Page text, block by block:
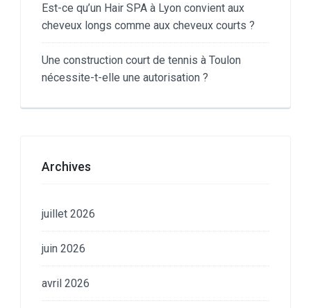
Est-ce qu’un Hair SPA à Lyon convient aux
cheveux longs comme aux cheveux courts ?
Une construction court de tennis à Toulon
nécessite-t-elle une autorisation ?
Archives
juillet 2026
juin 2026
avril 2026